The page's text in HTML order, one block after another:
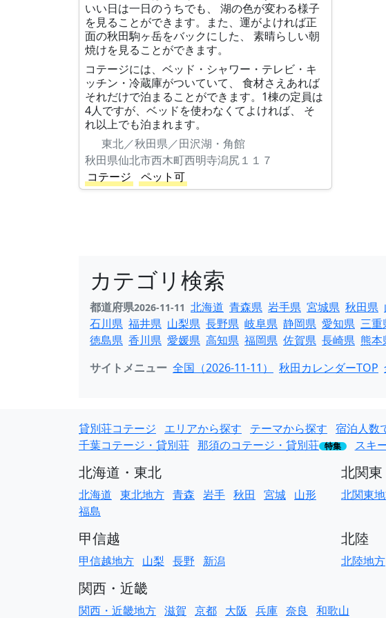
いい日は一日のうちでも、 湖の色が変わる様子
を見ることができます。また、運がよければ正
面の秋田駒ヶ岳をバックにした、 素晴らしい朝
焼けを見ることができます。
コテージには、ベッド・シャワー・テレビ・キ
ッチン・冷蔵庫がついていて、 食材さえあれば
それだけで泊まることができます。1棟の定員は
4人ですが、ベッドを使わなくてよければ、 そ
れ以上でも泊まれます。
東北／秋田県／田沢湖・角館
秋田県仙北市西木町西明寺潟尻１１７
コテージ
ペット可
カテゴリ検索
都道府県2026-11-11 北海道 青森県 岩手県 宮城県 秋田県
石川県 福井県 山梨県 長野県 岐阜県 静岡県 愛知県 三重
徳島県 香川県 愛媛県 高知県 福岡県 佐賀県 長崎県 熊本
サイトメニュー 全国（2026-11-11） 秋田カレンダーTOP
貸別荘コテージ エリアから探す テーマから探す 宿泊人数
千葉コテージ・貸別荘 那須のコテージ・貸別荘 特集 スキ
北海道・東北
北海道 東北地方 青森 岩手 秋田 宮城 山形
福島
北関東
北関東
甲信越
甲信越地方 山梨 長野 新潟
北陸
北陸地方
関西・近畿
関西・近畿地方 滋賀 京都 大阪 兵庫 奈良 和歌山